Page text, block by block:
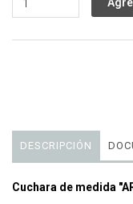
DESCRIPCIÓN
Cuchara de medida